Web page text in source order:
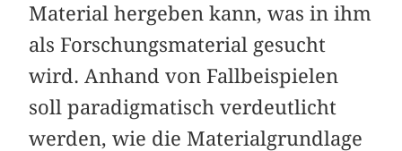
Material hergeben kann, was in ihm
als Forschungsmaterial gesucht
wird. Anhand von Fallbeispielen
soll paradigmatisch verdeutlicht
werden, wie die Materialgrundlage